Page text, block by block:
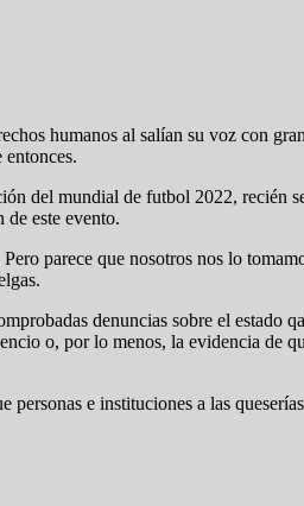
humanos al salían su voz con
del mundial de futbol 2022, recién
de este evento.
parece que nosotros nos lo
denuncias sobre el estado
o, por lo menos, la evidencia de
e instituciones a las